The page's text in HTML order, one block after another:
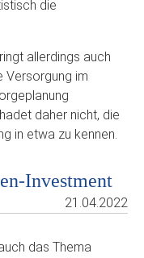
die
allerdings auch
Versorgung im
daher nicht, die
in etwa zu kennen.
Investment
21.04.2022
das Thema